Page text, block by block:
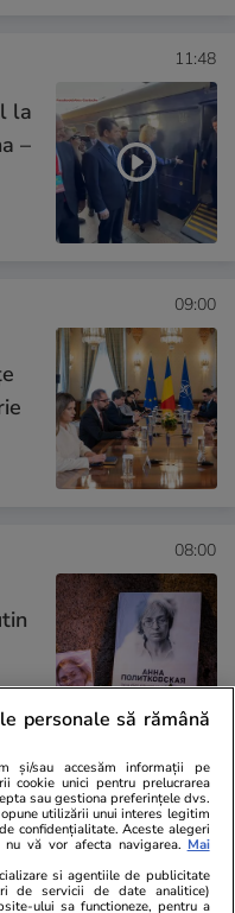
11:48
la
–
09:00
08:00
14 iul.
personale să rămână
și/sau accesăm informații pe
cookie unici pentru prelucrarea
sau gestiona preferințele dvs.
utilizării unui interes legitim
confidențialitate. Aceste alegeri
vă vor afecta navigarea. Mai
si agentiile de publicitate
de servicii de date analitice)
ului sa functioneze, pentru a